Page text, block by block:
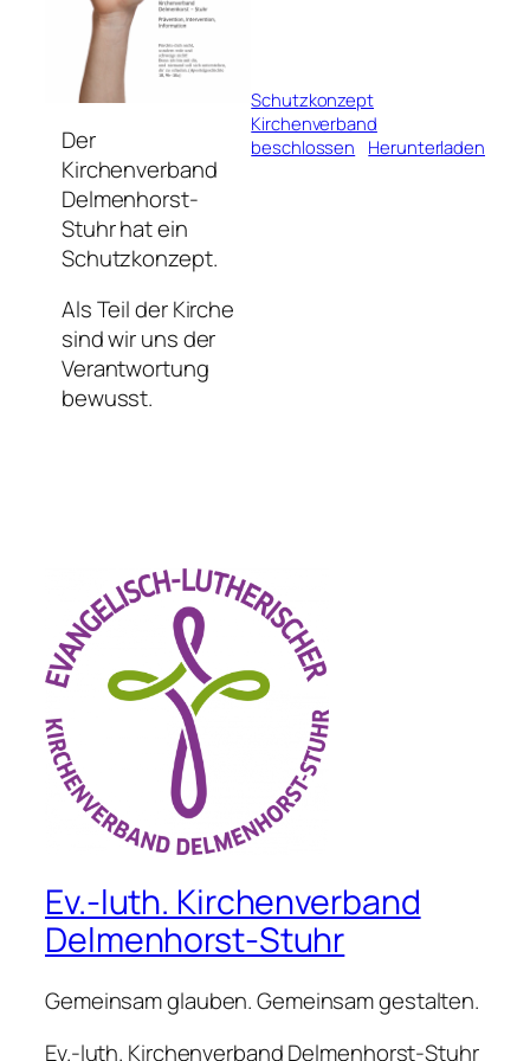
Der
Kirchenverband
Delmenhorst-
Stuhr hat ein
Schutzkonzept.
Als Teil der Kirche
sind wir uns der
Verantwortung
bewusst.
Schutzkonzept
Kirchenverband
beschlossen
Herunterladen
Ev.-luth. Kirchenverband
Delmenhorst-Stuhr
Gemeinsam glauben. Gemeinsam gestalten.
Ev.-luth. Kirchenverband Delmenhorst-Stuhr